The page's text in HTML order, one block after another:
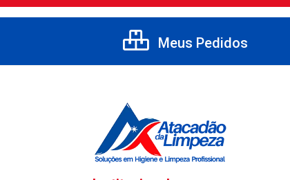
Meus Pedidos